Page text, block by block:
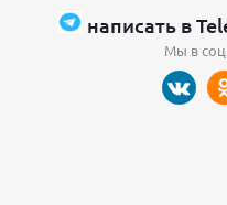
написать в
Мы в